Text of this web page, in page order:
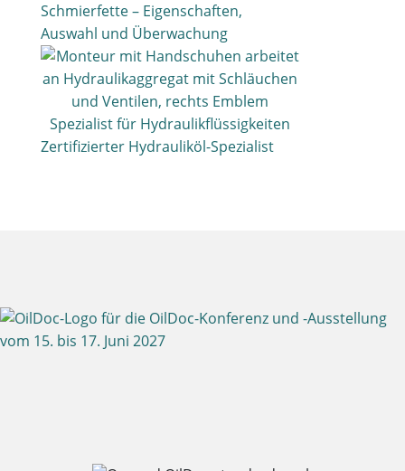
Schmierfette – Eigenschaften,
Auswahl und Überwachung
Zertifizierter Hydrauliköl-Spezialist